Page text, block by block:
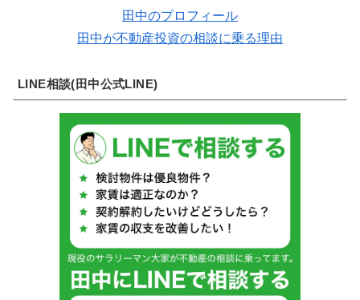
田中のプロフィール
田中が不動産投資の相談に乗る理由
LINE相談(田中公式LINE)